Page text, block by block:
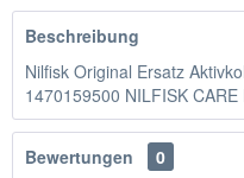
Beschreibung
Nilfisk Original Ersatz
1470159500 NILFISK CARE
Bewertungen
0